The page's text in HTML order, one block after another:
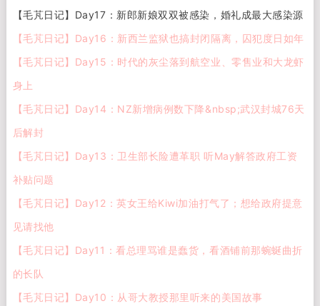
【毛芃日记】Day17：新郎新娘双双被感染，婚礼成最大感染源
【毛芃日记】Day16：新西兰监狱也搞封闭隔离，囚犯度日如年
【毛芃日记】Day15：时代的灰尘落到航空业、零售业和大龙虾
身上
【毛芃日记】Day14：NZ新增病例数下降&nbsp;武汉封城76天
后解封
【毛芃日记】Day13：卫生部长险遭革职 听May解答政府工资
补贴问题
【毛芃日记】Day12：英女王给Kiwi加油打气了；想给政府提意
见请找他
【毛芃日记】Day11：看总理骂谁是蠢货，看酒铺前那蜿蜒曲折
的长队
【毛芃日记】Day10：从哥大教授那里听来的美国故事